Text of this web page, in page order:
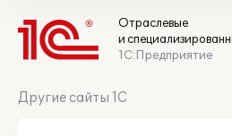
Отраслевые
и
1С:Предприятие
Другие сайты 1С